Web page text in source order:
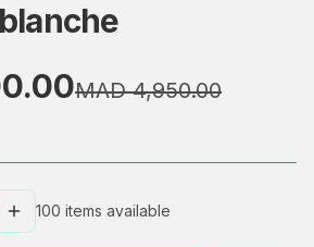
MAD 4,950.00
100 items available